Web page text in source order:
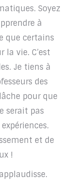
Soyez
à
que certains
la vie. C’est
Je tiens à
des
pour que
serait pas
et de
!